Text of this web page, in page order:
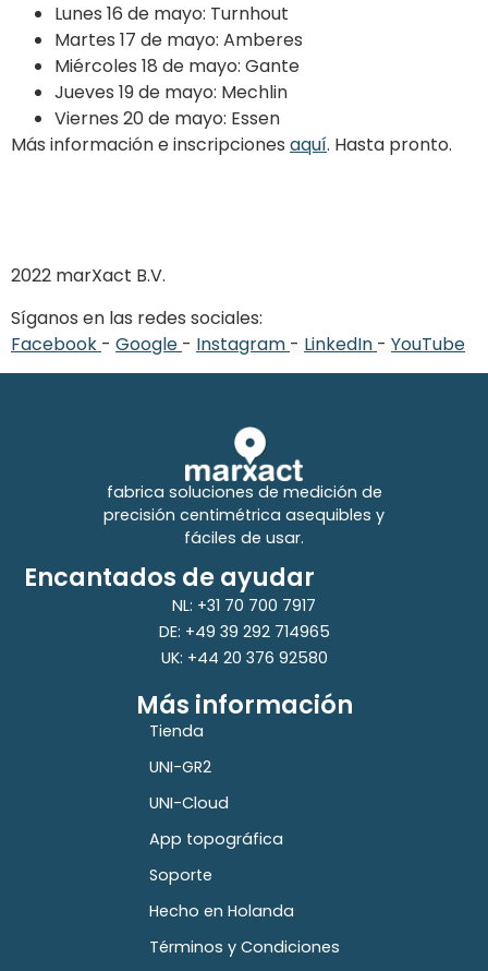
Lunes 16 de mayo: Turnhout
Martes 17 de mayo: Amberes
Miércoles 18 de mayo: Gante
Jueves 19 de mayo: Mechlin
Viernes 20 de mayo: Essen
Más información e inscripciones aquí. Hasta pronto.
2022 marXact B.V.
Síganos en las redes sociales:
Facebook - Google - Instagram - LinkedIn - YouTube
fabrica soluciones de medición de
precisión centimétrica asequibles y
fáciles de usar.
Encantados de ayudar
NL: +31 70 700 7917
DE: +49 39 292 714965
UK: +44 20 376 92580
Más información
Tienda
UNI-GR2
UNI-Cloud
App topográfica
Soporte
Hecho en Holanda
Términos y Condiciones